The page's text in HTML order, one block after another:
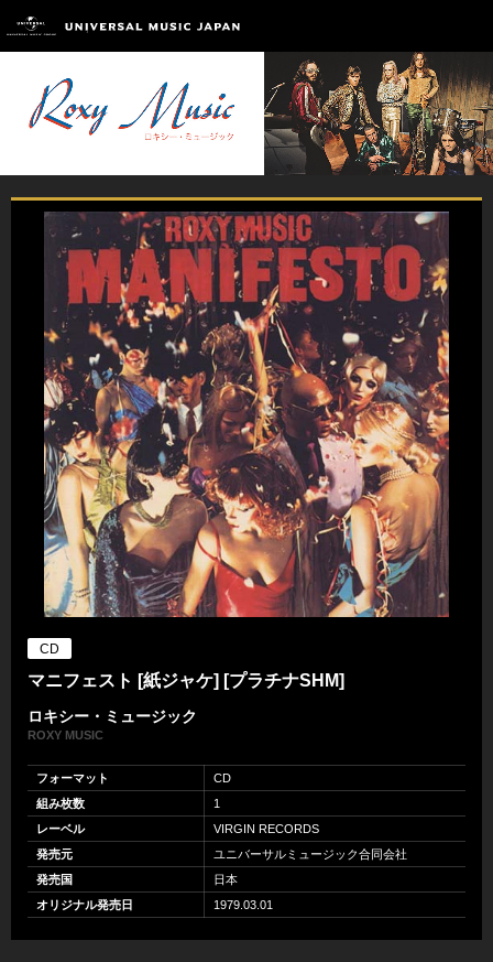
CD
マニフェスト [紙ジャケ] [プラチナSHM]
ロキシー・ミュージック
ROXY MUSIC
フォーマット
CD
組み枚数
1
レーベル
VIRGIN RECORDS
発売元
ユニバーサルミュージック合同会社
発売国
日本
オリジナル発売日
1979.03.01